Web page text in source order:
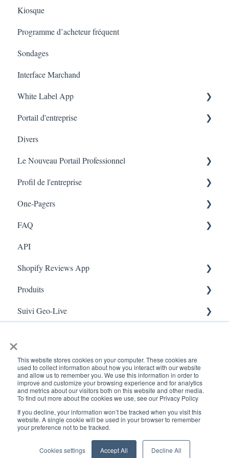
×
This website stores cookies on your computer. These cookies are
used to collect information about how you interact with our website
and allow us to remember you. We use this information in order to
improve and customize your browsing experience and for analytics
and metrics about our visitors both on this website and other media.
To find out more about the cookies we use, see our Privacy Policy
If you decline, your information won’t be tracked when you visit this
website. A single cookie will be used in your browser to remember
your preference not to be tracked.
Cookies settings Accept All Decline All
Judge.me
Amazon Business
Marketing
Employés
Kiosque
Programme d’acheteur fréquent
Sondages
Interface Marchand
White Label App
Code QR -Integration
Portail d'entreprise
Liste des transactions
Branches
Divers
Le Nouveau Portail Professionnel
Marketing
Profil de l'entreprise
Branches
One-Pagers
Marketing
Enquêtes
App Colors
Règles
E-Commerce
FAQ
FAQ- Lightspeed R Series
Shopify POS
FAQ- Shopify ECOM
Judge.me
API
Shopify Reviews App
Paramètres généraux
Reviews Widget
Produits
Ajouter un produit
Suivi Geo-Live
www.kangaroorewards.com
Centre d'assistance
Copyright © 2026, ©